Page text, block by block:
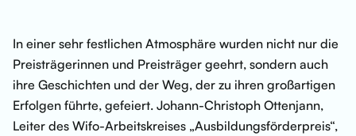
In einer sehr festlichen Atmosphäre wurden nicht nur die
Preisträgerinnen und Preisträger geehrt, sondern auch
ihre Geschichten und der Weg, der zu ihren großartigen
Erfolgen führte, gefeiert. Johann-Christoph Ottenjann,
Leiter des Wifo-Arbeitskreises „Ausbildungsförderpreis“,